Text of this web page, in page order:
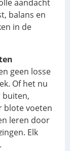
aandacht
balans en
in de
geen losse
Of het nu
buiten,
blote voeten
leren door
Elk